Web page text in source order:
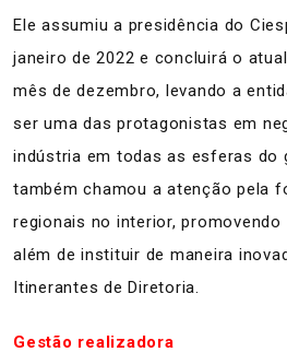
Ele assumiu a presidência do
janeiro de 2022 e concluirá o
mês de dezembro, levando a
ser uma das protagonistas em
indústria em todas as esferas do
também chamou a atenção pela
regionais no interior,
além de instituir de maneira
Itinerantes de Diretoria.
Gestão realizadora